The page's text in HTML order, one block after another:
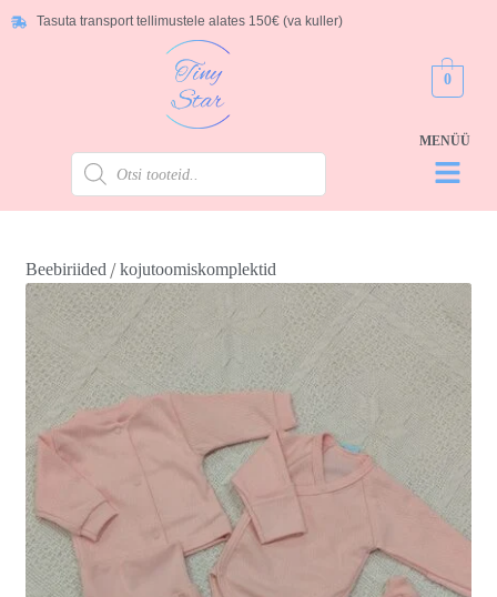
Tasuta transport tellimustele alates 150€ (va kuller)
0
Beebiriided/kojutoomiskomplektid